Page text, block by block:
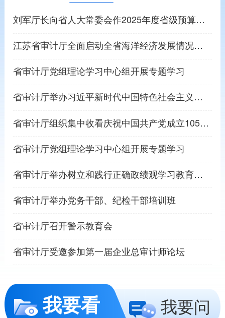
刘军厅长向省人大常委会作2025年度省级预算执行审计工作报告
江苏省审计厅全面启动全省海洋经济发展情况专项审计调查
省审计厅党组理论学习中心组开展专题学习
省审计厅举办习近平新时代中国特色社会主义思想专题读书班暨基层党组织负责人培训班
省审计厅组织集中收看庆祝中国共产党成立105周年大会
省审计厅党组理论学习中心组开展专题学习
省审计厅举办树立和践行正确政绩观学习教育专题党课
省审计厅举办党务干部、纪检干部培训班
省审计厅召开警示教育会
省审计厅受邀参加第一届企业总审计师论坛
我要看 我要问